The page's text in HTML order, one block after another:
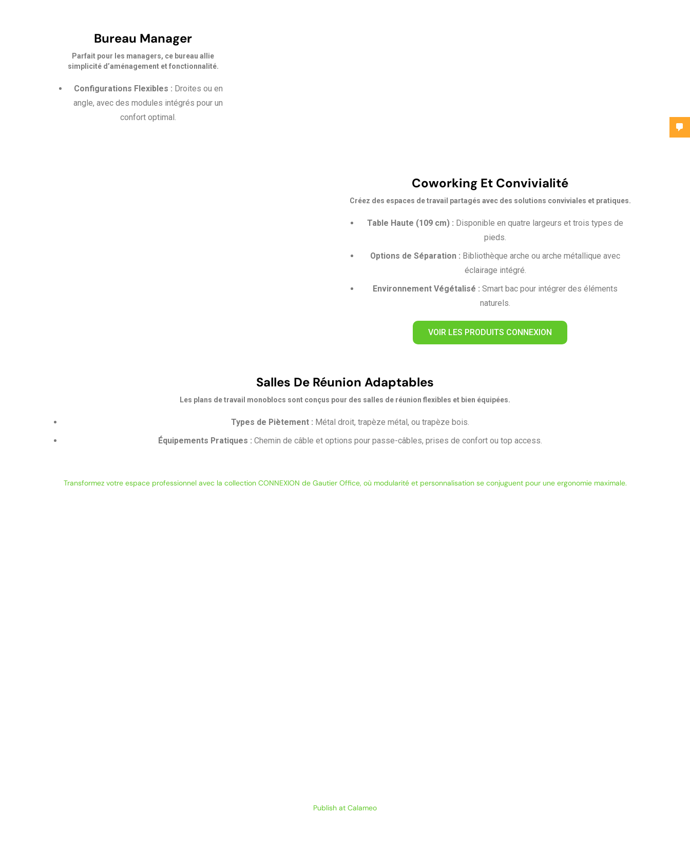
Bureau Manager
Parfait pour les managers, ce bureau allie
simplicité d’aménagement et fonctionnalité.
Configurations Flexibles : Droites ou en
angle, avec des modules intégrés pour un
confort optimal.
Coworking Et Convivialité
Créez des espaces de travail partagés avec des solutions conviviales et pratiques.
Table Haute (109 cm) : Disponible en quatre largeurs et trois types de
pieds.
Options de Séparation : Bibliothèque arche ou arche métallique avec
éclairage intégré.
Environnement Végétalisé : Smart bac pour intégrer des éléments
naturels.
VOIR LES PRODUITS CONNEXION
Salles De Réunion Adaptables
Les plans de travail monoblocs sont conçus pour des salles de réunion flexibles et bien équipées.
Types de Piètement : Métal droit, trapèze métal, ou trapèze bois.
Équipements Pratiques : Chemin de câble et options pour passe-câbles, prises de confort ou top access.
Transformez votre espace professionnel avec la collection CONNEXION de Gautier Office, où modularité et personnalisation se conjuguent pour une ergonomie maximale.
Publish at Calameo